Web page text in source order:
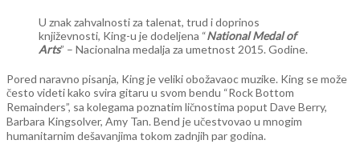
U znak zahvalnosti za talenat, trud i doprinos
književnosti, King-u je dodeljena “National Medal of
Arts” – Nacionalna medalja za umetnost 2015. Godine.
Pored naravno pisanja, King je veliki obožavaoc muzike. King se može
često videti kako svira gitaru u svom bendu “Rock Bottom
Remainders”, sa kolegama poznatim ličnostima poput Dave Berry,
Barbara Kingsolver, Amy Tan. Bend je učestvovao u mnogim
humanitarnim dešavanjima tokom zadnjih par godina.